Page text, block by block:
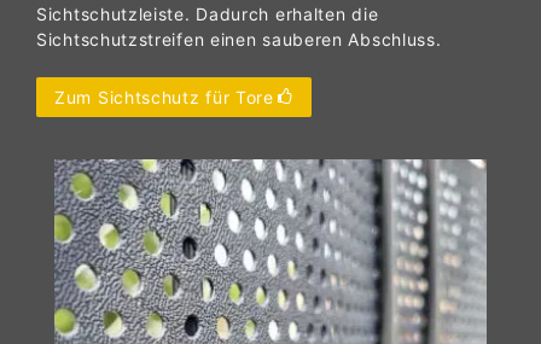
Sichtschutzleiste. Dadurch erhalten die
Sichtschutzstreifen einen sauberen Abschluss.
Zum Sichtschutz für Tore